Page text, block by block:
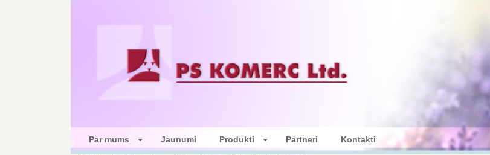
Par mums Jaunumi Produkti Partneri Kontakti